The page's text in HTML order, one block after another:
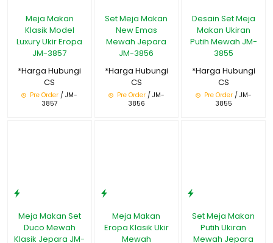
Meja Makan
Klasik Model
Luxury Ukir Eropa
JM-3857
*Harga Hubungi
CS
Pre Order / JM-
3857
Set Meja Makan
New Emas
Mewah Jepara
JM-3856
*Harga Hubungi
CS
Pre Order/ JM-
3856
Desain Set Meja
Makan Ukiran
Putih Mewah JM-
3855
*Harga Hubungi
CS
Pre Order/ JM-
3855
Meja Makan Set
Duco Mewah
Klasik Jepara JM-
Meja Makan
Eropa Klasik Ukir
Mewah
Set Meja Makan
Putih Ukiran
Mewah Jepara